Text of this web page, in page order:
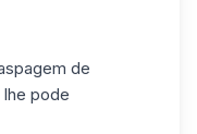
de
lhe pode